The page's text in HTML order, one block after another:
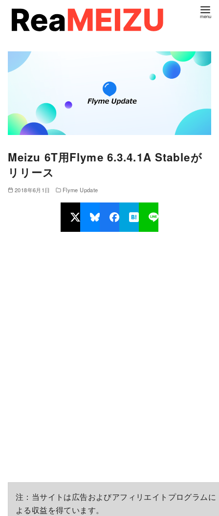
Meizu 6T用Flyme 6.3.4.1A Stableが
リリース
2018年6月1日 Flyme Update
注：当サイトは広告およびアフィリエイトプログラムに
よる収益を得ています。